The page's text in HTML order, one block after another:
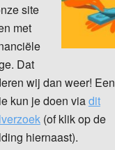
site
met
Dat
wij dan weer! Een
kun je doen viadit
(of klik op de
hiernaast).